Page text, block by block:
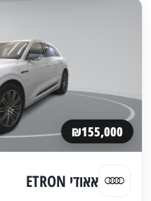
₪155,000
אאודי ETRON